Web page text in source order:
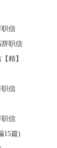
职信
辞职信
精】
职信
职信
15篇)